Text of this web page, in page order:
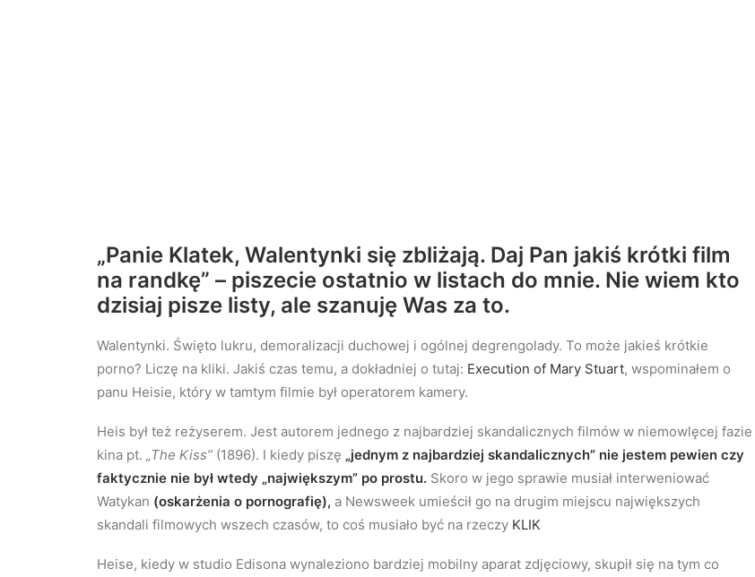
„Panie Klatek, Walentynki się zbliżają. Daj Pan jakiś krótki film
na randkę” – piszecie ostatnio w listach do mnie. Nie wiem kto
dzisiaj pisze listy, ale szanuję Was za to.
Walentynki. Święto lukru, demoralizacji duchowej i ogólnej degrengolady. To może jakieś krótkie
porno? Liczę na kliki. Jakiś czas temu, a dokładniej o tutaj: Execution of Mary Stuart, wspominałem o
panu Heisie, który w tamtym filmie był operatorem kamery.
Heis był też reżyserem. Jest autorem jednego z najbardziej skandalicznych filmów w niemowlęcej fazie
kina pt. „The Kiss” (1896). I kiedy piszę „jednym z najbardziej skandalicznych” nie jestem pewien czy
faktycznie nie był wtedy „największym” po prostu. Skoro w jego sprawie musiał interweniować
Watykan (oskarżenia o pornografię), a Newsweek umieścił go na drugim miejscu największych
skandali filmowych wszech czasów, to coś musiało być na rzeczy KLIK
Heise, kiedy w studio Edisona wynaleziono bardziej mobilny aparat zdjęciowy, skupił się na tym co